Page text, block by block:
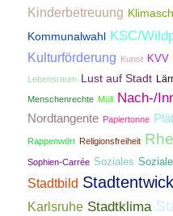
Kinderbetreuung
Kommunalwahl KSC/
Kulturförderung Kunst KVV
Lebensraum Lust auf Stadt
Menschenrechte Müll Nach-/
Nordtangente Papiertonne
Rappenwört Religionsfreiheit
Sophien-Carrée Soziales
Stadtbild
Karlsruhe Stadtklima